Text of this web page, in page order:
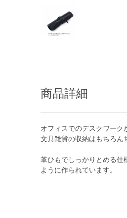
商品詳細
オフィスでのデスクワーク
文具雑貨の収納はもちろん
革ひもでしっかりとめる仕
ように作られています。